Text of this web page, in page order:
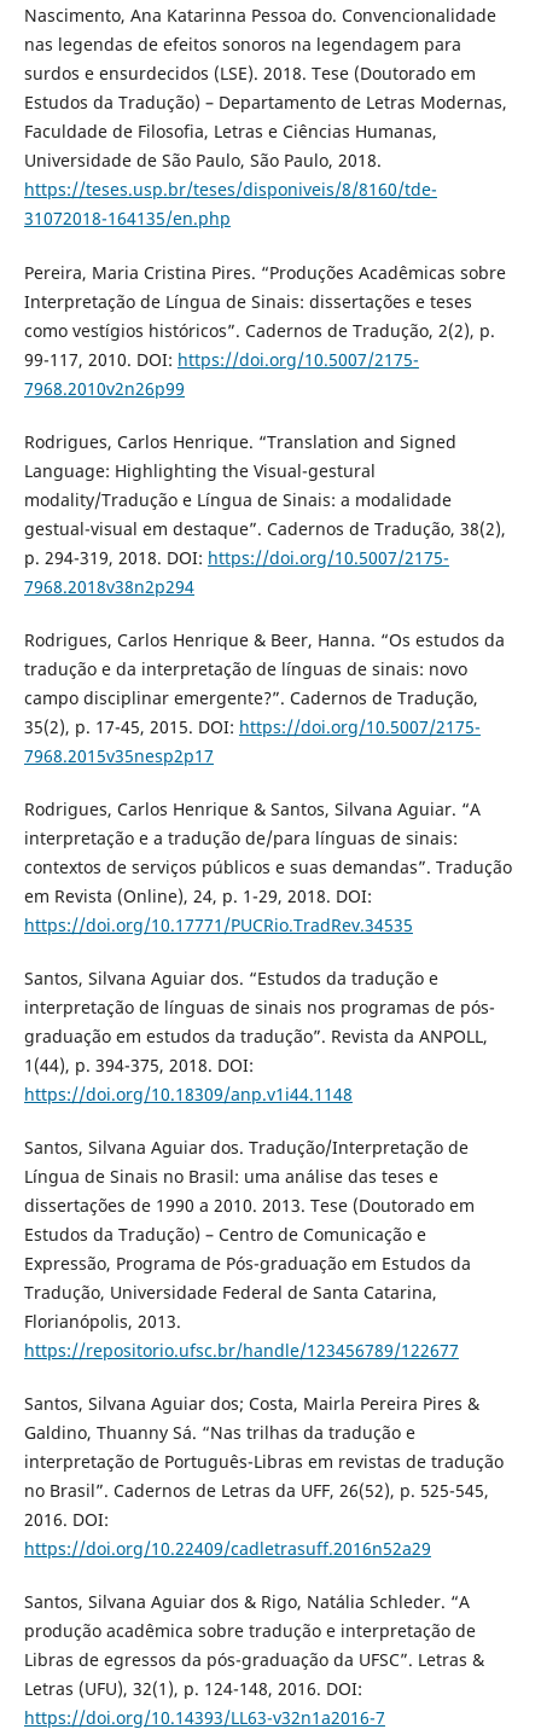
Nascimento, Ana Katarinna Pessoa do. Convencionalidade
nas legendas de efeitos sonoros na legendagem para
surdos e ensurdecidos (LSE). 2018. Tese (Doutorado em
Estudos da Tradução) – Departamento de Letras Modernas,
Faculdade de Filosofia, Letras e Ciências Humanas,
Universidade de São Paulo, São Paulo, 2018.
https://teses.usp.br/teses/disponiveis/8/8160/tde-
31072018-164135/en.php
Pereira, Maria Cristina Pires. “Produções Acadêmicas sobre
Interpretação de Língua de Sinais: dissertações e teses
como vestígios históricos”. Cadernos de Tradução, 2(2), p.
99-117, 2010. DOI: https://doi.org/10.5007/2175-
7968.2010v2n26p99
Rodrigues, Carlos Henrique. “Translation and Signed
Language: Highlighting the Visual-gestural
modality/Tradução e Língua de Sinais: a modalidade
gestual-visual em destaque”. Cadernos de Tradução, 38(2),
p. 294-319, 2018. DOI: https://doi.org/10.5007/2175-
7968.2018v38n2p294
Rodrigues, Carlos Henrique & Beer, Hanna. “Os estudos da
tradução e da interpretação de línguas de sinais: novo
campo disciplinar emergente?”. Cadernos de Tradução,
35(2), p. 17-45, 2015. DOI: https://doi.org/10.5007/2175-
7968.2015v35nesp2p17
Rodrigues, Carlos Henrique & Santos, Silvana Aguiar. “A
interpretação e a tradução de/para línguas de sinais:
contextos de serviços públicos e suas demandas”. Tradução
em Revista (Online), 24, p. 1-29, 2018. DOI:
https://doi.org/10.17771/PUCRio.TradRev.34535
Santos, Silvana Aguiar dos. “Estudos da tradução e
interpretação de línguas de sinais nos programas de pós-
graduação em estudos da tradução”. Revista da ANPOLL,
1(44), p. 394-375, 2018. DOI:
https://doi.org/10.18309/anp.v1i44.1148
Santos, Silvana Aguiar dos. Tradução/Interpretação de
Língua de Sinais no Brasil: uma análise das teses e
dissertações de 1990 a 2010. 2013. Tese (Doutorado em
Estudos da Tradução) – Centro de Comunicação e
Expressão, Programa de Pós-graduação em Estudos da
Tradução, Universidade Federal de Santa Catarina,
Florianópolis, 2013.
https://repositorio.ufsc.br/handle/123456789/122677
Santos, Silvana Aguiar dos; Costa, Mairla Pereira Pires &
Galdino, Thuanny Sá. “Nas trilhas da tradução e
interpretação de Português-Libras em revistas de tradução
no Brasil”. Cadernos de Letras da UFF, 26(52), p. 525-545,
2016. DOI:
https://doi.org/10.22409/cadletrasuff.2016n52a29
Santos, Silvana Aguiar dos & Rigo, Natália Schleder. “A
produção acadêmica sobre tradução e interpretação de
Libras de egressos da pós-graduação da UFSC”. Letras &
Letras (UFU), 32(1), p. 124-148, 2016. DOI:
https://doi.org/10.14393/LL63-v32n1a2016-7